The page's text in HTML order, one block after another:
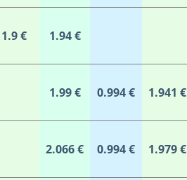
1.9 € 1.94 €
1.99 € 0.994 € 1.941 €
2.066 € 0.994 € 1.979 €